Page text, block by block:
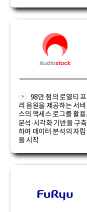
98만 점의 로열티 프
리 음원을 제공하는 서비
스의 액세스 로그를 활용.
분석·시각화 기반을 구축
하여 데이터 분석의 자립
을 시작